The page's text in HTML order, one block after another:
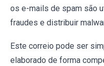
os e-mails de spam são
fraudes e distribuir
Este correio pode ser
elaborado de forma